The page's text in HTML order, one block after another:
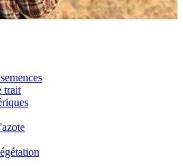
trait